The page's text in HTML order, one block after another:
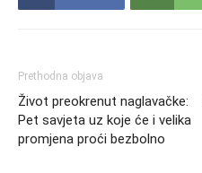
Prethodna objava
Život preokrenut naglavačke:
Pet savjeta uz koje će i velika
promjena proći bezbolno